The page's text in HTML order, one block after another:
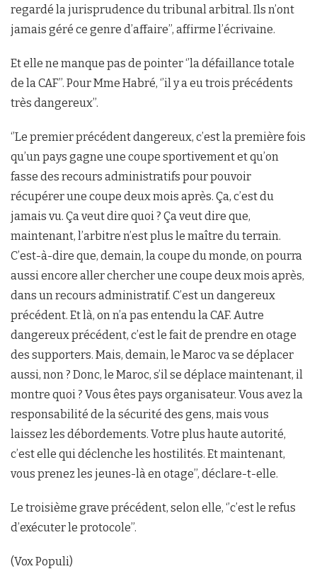
regardé la jurisprudence du tribunal arbitral. Ils n’ont
jamais géré ce genre d’affaire’’, affirme l’écrivaine.
Et elle ne manque pas de pointer ‘’la défaillance totale
de la CAF’’. Pour Mme Habré, ‘’il y a eu trois précédents
très dangereux’’.
‘’Le premier précédent dangereux, c’est la première fois
qu’un pays gagne une coupe sportivement et qu’on
fasse des recours administratifs pour pouvoir
récupérer une coupe deux mois après. Ça, c’est du
jamais vu. Ça veut dire quoi ? Ça veut dire que,
maintenant, l’arbitre n’est plus le maître du terrain.
C’est-à-dire que, demain, la coupe du monde, on pourra
aussi encore aller chercher une coupe deux mois après,
dans un recours administratif. C’est un dangereux
précédent. Et là, on n’a pas entendu la CAF. Autre
dangereux précédent, c’est le fait de prendre en otage
des supporters. Mais, demain, le Maroc va se déplacer
aussi, non ? Donc, le Maroc, s’il se déplace maintenant, il
montre quoi ? Vous êtes pays organisateur. Vous avez la
responsabilité de la sécurité des gens, mais vous
laissez les débordements. Votre plus haute autorité,
c’est elle qui déclenche les hostilités. Et maintenant,
vous prenez les jeunes-là en otage’’, déclare-t-elle.
Le troisième grave précédent, selon elle, ‘’c’est le refus
d’exécuter le protocole’’.
(Vox Populi)